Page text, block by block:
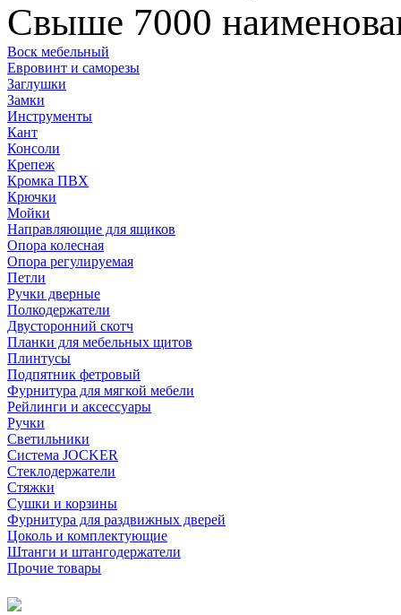
Свыше 7000
Воск мебельный
Евровинт и саморезы
Заглушки
Замки
Инструменты
Кант
Консоли
Крепеж
Кромка ПВХ
Крючки
Мойки
Направляющие для ящиков
Опора колесная
Опора регулируемая
Петли
Ручки дверные
Полкодержатели
Двусторонний скотч
Планки для мебельных щитов
Плинтусы
Подпятник фетровый
Фурнитура для мягкой мебели
Рейлинги и аксессуары
Ручки
Светильники
Система JOCKER
Стеклодержатели
Стяжки
Сушки и корзины
Фурнитура для раздвижных дверей
Цоколь и комплектующие
Штанги и штангодержатели
Прочие товары